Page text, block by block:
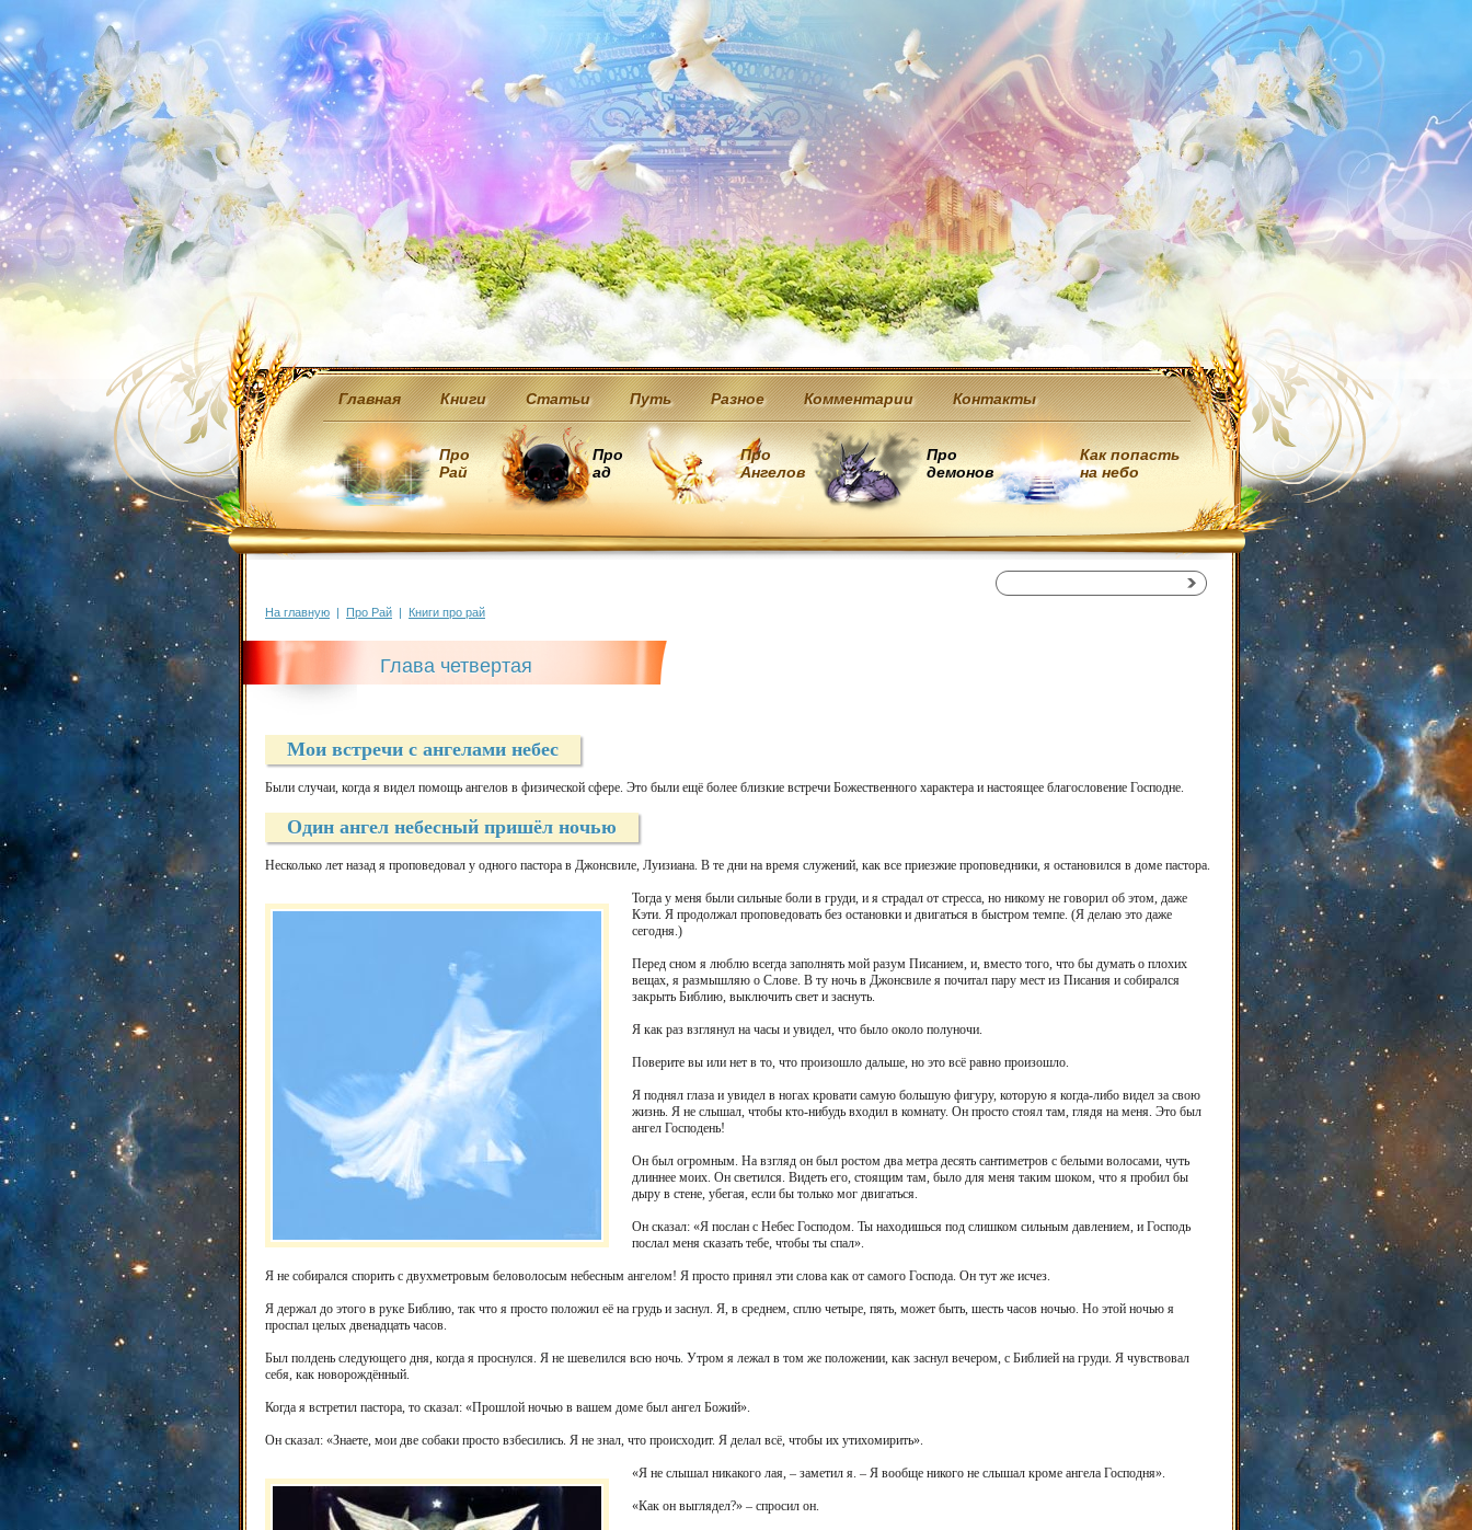
Главная Книги Статьи Путь Разное Комментарии Контакты
Про
Рай
Про
ад
Про
Ангелов
Про
демонов
Как попасть
на небо
На главную | Про Рай | Книги про рай
Глава четвертая
Мои встречи с ангелами небес
Были случаи, когда я видел помощь ангелов в физической сфере. Это были ещё более близкие встречи Божественного характера и настоящее благословение Господне.
Один ангел небесный пришёл ночью
Несколько лет назад я проповедовал у одного пастора в Джонсвиле, Луизиана. В те дни на время служений, как все приезжие проповедники, я остановился в доме пастора.
Тогда у меня были сильные боли в груди, и я страдал от стресса, но никому не говорил об этом, даже
Кэти. Я продолжал проповедовать без остановки и двигаться в быстром темпе. (Я делаю это даже
сегодня.)
Перед сном я люблю всегда заполнять мой разум Писанием, и, вместо того, что бы думать о плохих
вещах, я размышляю о Слове. В ту ночь в Джонсвиле я почитал пару мест из Писания и собирался
закрыть Библию, выключить свет и заснуть.
Я как раз взглянул на часы и увидел, что было около полуночи.
Поверите вы или нет в то, что произошло дальше, но это всё равно произошло.
Я поднял глаза и увидел в ногах кровати самую большую фигуру, которую я когда-либо видел за свою
жизнь. Я не слышал, чтобы кто-нибудь входил в комнату. Он просто стоял там, глядя на меня. Это был
ангел Господень!
Он был огромным. На взгляд он был ростом два метра десять сантиметров с белыми волосами, чуть
длиннее моих. Он светился. Видеть его, стоящим там, было для меня таким шоком, что я пробил бы
дыру в стене, убегая, если бы только мог двигаться.
Он сказал: «Я послан с Небес Господом. Ты находишься под слишком сильным давлением, и Господь
послал меня сказать тебе, чтобы ты спал».
Я не собирался спорить с двухметровым беловолосым небесным ангелом! Я просто принял эти слова как от самого Господа. Он тут же исчез.
Я держал до этого в руке Библию, так что я просто положил её на грудь и заснул. Я, в среднем, сплю четыре, пять, может быть, шесть часов ночью. Но этой ночью я
проспал целых двенадцать часов.
Был полдень следующего дня, когда я проснулся. Я не шевелился всю ночь. Утром я лежал в том же положении, как заснул вечером, с Библией на груди. Я чувствовал
себя, как новорождённый.
Когда я встретил пастора, то сказал: «Прошлой ночью в вашем доме был ангел Божий».
Он сказал: «Знаете, мои две собаки просто взбесились. Я не знал, что происходит. Я делал всё, чтобы их утихомирить».
«Я не слышал никакого лая, – заметил я. – Я вообще никого не слышал кроме ангела Господня».
«Как он выглядел?» – спросил он.